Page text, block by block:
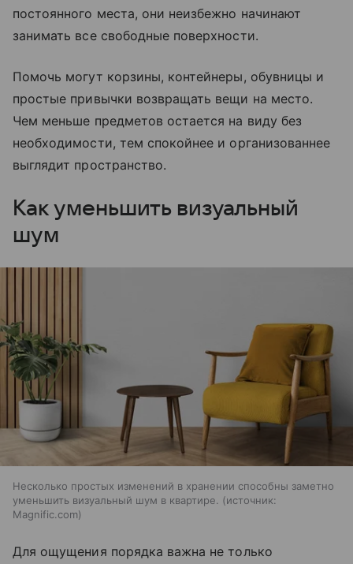
постоянного места, они неизбежно начинают
занимать все свободные поверхности.
Помочь могут корзины, контейнеры, обувницы и
простые привычки возвращать вещи на место.
Чем меньше предметов остается на виду без
необходимости, тем спокойнее и организованнее
выглядит пространство.
Как уменьшить визуальный
шум
Несколько простых изменений в хранении способны заметно
уменьшить визуальный шум в квартире.
источник:
Magnific.com
Для ощущения порядка важна не только